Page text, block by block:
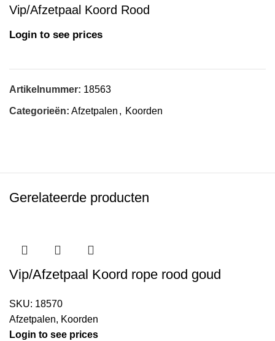
Vip/Afzetpaal Koord Rood
Login to see prices
Artikelnummer: 18563
Categorieën: Afzetpalen , Koorden
Gerelateerde producten
Vip/Afzetpaal Koord rope rood goud
SKU: 18570
Afzetpalen, Koorden
Login to see prices